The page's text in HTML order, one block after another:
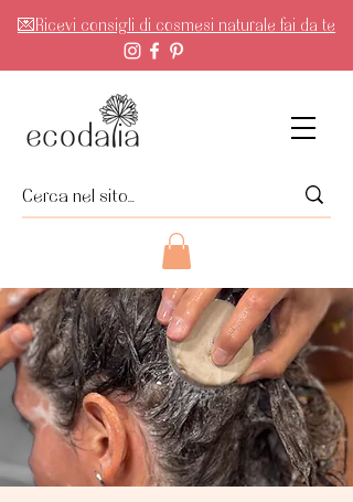
💌Ricevi consigli di cosmesi naturale fai da te